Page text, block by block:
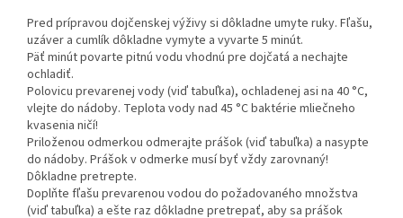
Pred prípravou dojčenskej výživy si dôkladne umyte ruky. Fľašu,
uzáver a cumlík dôkladne vymyte a vyvarte 5 minút.
Päť minút povarte pitnú vodu vhodnú pre dojčatá a nechajte
ochladiť.
Polovicu prevarenej vody (viď tabuľka), ochladenej asi na 40 °C,
vlejte do nádoby. Teplota vody nad 45 °C baktérie mliečneho
kvasenia ničí!
Priloženou odmerkou odmerajte prášok (viď tabuľka) a nasypte
do nádoby. Prášok v odmerke musí byť vždy zarovnaný!
Dôkladne pretrepte.
Doplňte fľašu prevarenou vodou do požadovaného množstva
(viď tabuľka) a ešte raz dôkladne pretrepať, aby sa prášok